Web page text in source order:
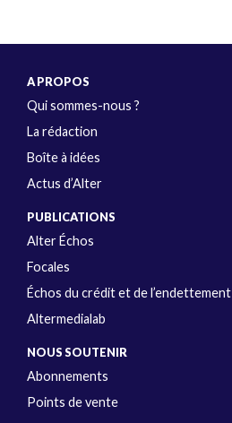
A PROPOS
Qui sommes-nous ?
La rédaction
Boîte à idées
Actus d’Alter
PUBLICATIONS
Alter Échos
Focales
Échos du crédit et de l’endettement
Altermedialab
NOUS SOUTENIR
Abonnements
Points de vente